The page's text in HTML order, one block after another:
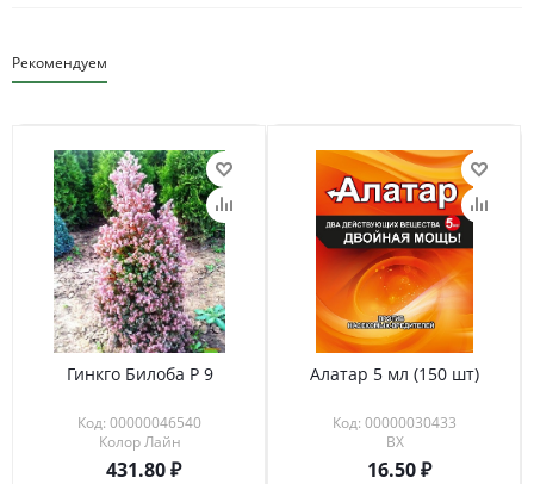
Рекомендуем
Гинкго Билоба Р 9
Код: 00000046540
Колор Лайн
431.80
Алатар 5 мл (150 шт)
Код: 00000030433
ВХ
16.50